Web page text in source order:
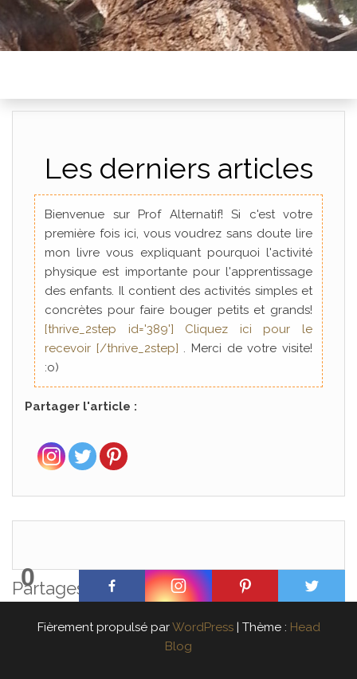
Les derniers articles
Bienvenue sur Prof Alternatif! Si c'est votre
première fois ici, vous voudrez sans doute lire
mon livre vous expliquant pourquoi l'activité
physique est importante pour l'apprentissage
des enfants. Il contient des activités simples et
concrètes pour faire bouger petits et grands!
[thrive_2step id='389'] Cliquez ici pour le
recevoir [/thrive_2step] . Merci de votre visite!
:o)
Partager l'article :
0
Partages
Fièrement propulsé parWordPress | Thème : Head
Blog